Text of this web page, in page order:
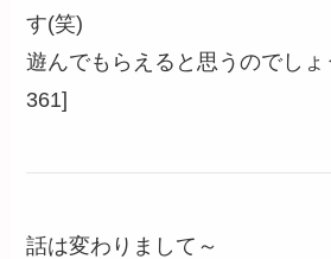
す(笑)
遊んでもらえると思うのでし
361]
話は変わりまして～